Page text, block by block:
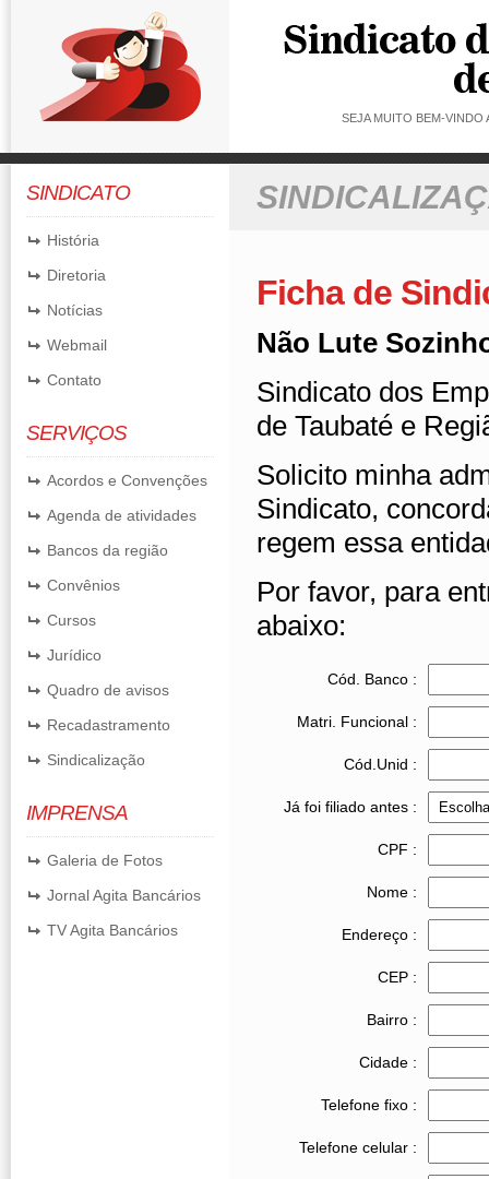
SEJA MUITO BEM-
SINDICATO
História
Diretoria
Notícias
Webmail
Contato
SERVIÇOS
Acordos e Convenções
Agenda de atividades
Bancos da região
Convênios
Cursos
Jurídico
Quadro de avisos
Recadastramento
Sindicalização
IMPRENSA
Galeria de Fotos
Jornal Agita Bancários
TV Agita Bancários
Ficha de
Não Lute
Sindicato dos
de Taubaté e
Solicito minha
Sindicato,
regem essa
Por favor, para
abaixo:
Cód. Banco :
Matri. Funcional :
Cód.Unid :
Já foi filiado antes :
CPF :
Nome :
Endereço :
CEP :
Bairro :
Cidade :
Telefone fixo :
Telefone celular :